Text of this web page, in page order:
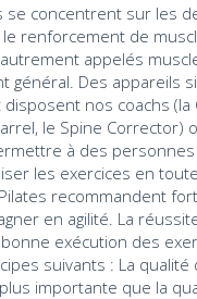
se concentrent sur les
le renforcement de
appelés
général. Des appareils
nos coachs (la
le Spine Corrector)
à des personnes
les exercices en
recommandent
en agilité. La
exécution des
suivants : La qualité
importante que la